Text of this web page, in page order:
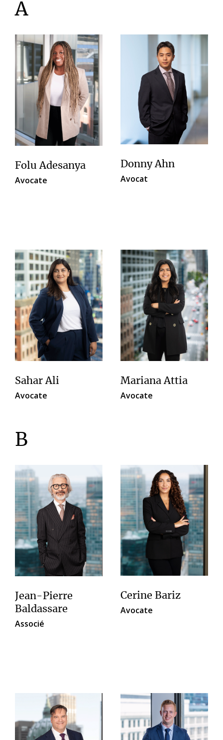
A
Folu Adesanya
Avocate
Donny Ahn
Avocat
Sahar Ali
Avocate
Mariana Attia
Avocate
B
Jean-Pierre
Baldassare
Associé
Cerine Bariz
Avocate